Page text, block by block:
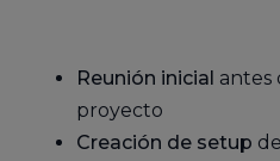
Reunión inicial antes
proyecto
Creación de setup